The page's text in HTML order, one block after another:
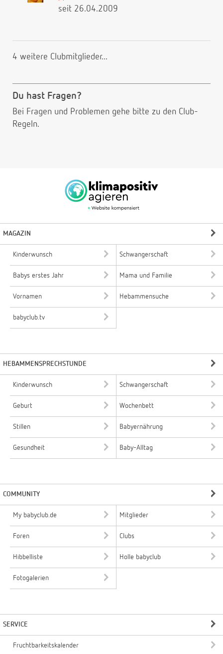
seit 26.04.2009
4 weitere Clubmitglieder...
Du hast Fragen?
Bei Fragen und Problemen gehe bitte zu den Club-
Regeln.
MAGAZIN
Kinderwunsch Schwangerschaft
Babys erstes Jahr Mama und Familie
Vornamen Hebammensuche
babyclub.tv
HEBAMMENSPRECHSTUNDE
Kinderwunsch Schwangerschaft
Geburt Wochenbett
Stillen Babyernährung
Gesundheit Baby-Alltag
COMMUNITY
My babyclub.de Mitglieder
Foren Clubs
Hibbelliste Holle babyclub
Fotogalerien
SERVICE
Fruchtbarkeitskalender